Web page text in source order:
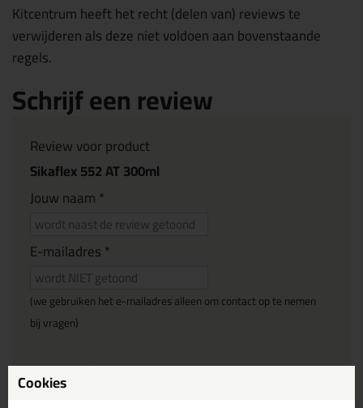
Kitcentrum heeft het recht (delen van) reviews te
verwijderen als deze niet voldoen aan bovenstaande
regels.
Schrijf een review
Review voor product
Sikaflex 552 AT 300ml
Jouw naam *
E-mailadres *
(we gebruiken het e-mailadres alleen om contact op te nemen
bij vragen)
Reviewtitel *
Cookies